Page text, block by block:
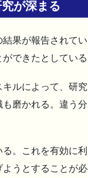
が深まる
果が報告されて
できたとしている
ルによって、研
磨かれる。違う
。これを有効に
うとすることが必